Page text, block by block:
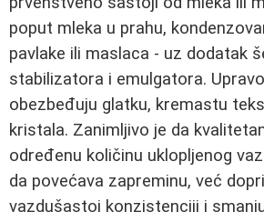
poput mleka u prahu,
pavlake ili maslaca - uz dodatak
stabilizatora i emulgatora.
obezbeđuju glatku, kremastu
kristala. Zanimljivo je da
određenu količinu uklopljenog
da povećava zapreminu, već
vazdušastoj konzistenciji i